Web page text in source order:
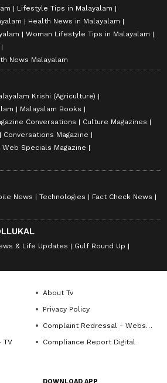
Lifestyle Tips in Malayalam
Health News in Malayalam
Woman Lifestyle Tips in Malayalam
News Malayalam
Krishi (Agriculture)
Malayalam Books
Conversations
Culture Magazines
Conversations Magazine
Web Specials Magazine
News Technologies
Fact Check News
& Life Updates
Gulf Round Up
About Tv
Privacy Policy
Complaint Redressal - Website
TV
Compliance Report Digital
DOWNLOAD APP